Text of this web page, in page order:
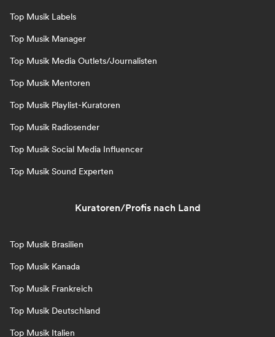
Top Musik Labels
Top Musik Manager
Top Musik Media Outlets/Journalisten
Top Musik Mentoren
Top Musik Playlist-Kuratoren
Top Musik Radiosender
Top Musik Social Media Influencer
Top Musik Sound Experten
Kuratoren/Profis nach Land
Top Musik Brasilien
Top Musik Kanada
Top Musik Frankreich
Top Musik Deutschland
Top Musik Italien